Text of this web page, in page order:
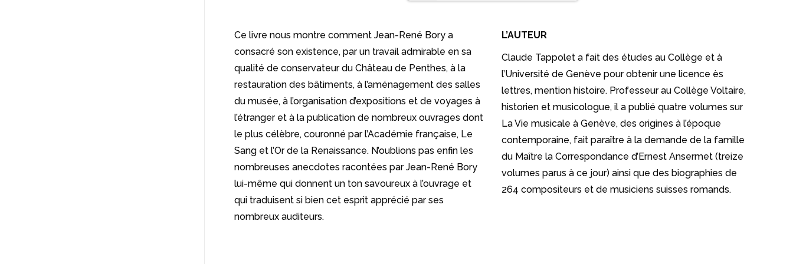
Ce livre nous montre comment Jean-René Bory a
consacré son existence, par un travail admirable en sa
qualité de conservateur du Château de Penthes, à la
restauration des bâtiments, à l’aménagement des salles
du musée, à l’organisation d’expositions et de voyages à
l’étranger et à la publication de nombreux ouvrages dont
le plus célèbre, couronné par l’Académie française, Le
Sang et l’Or de la Renaissance. N’oublions pas enfin les
nombreuses anecdotes racontées par Jean-René Bory
lui-même qui donnent un ton savoureux à l’ouvrage et
qui traduisent si bien cet esprit apprécié par ses
nombreux auditeurs.
L’AUTEUR
Claude Tappolet a fait des études au Collège et à
l’Université de Genève pour obtenir une licence ès
lettres, mention histoire. Professeur au Collège Voltaire,
historien et musicologue, il a publié quatre volumes sur
La Vie musicale à Genève, des origines à l’époque
contemporaine, fait paraître à la demande de la famille
du Maître la Correspondance d’Ernest Ansermet (treize
volumes parus à ce jour) ainsi que des biographies de
264 compositeurs et de musiciens suisses romands.